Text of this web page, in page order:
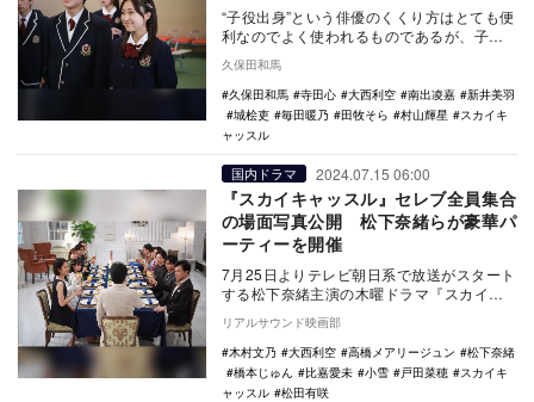
“子役出身”という俳優のくくり方はとても便
利なのでよく使われるものであるが、子役
で存在感を…
久保田和馬
久保田和馬
寺田心 大西利空 南出凌嘉
新井美羽
城桧吏
毎田暖乃 田牧そら 村山輝星
スカイキ
ャッスル
国内ドラマ 2024.07.15 06:00
『スカイキャッスル』セレブ全員集合
の場面写真公開 松下奈緒らが豪華パ
ーティーを開催
7月25日よりテレビ朝日系で放送がスタート
する松下奈緒主演の木曜ドラマ『スカイキ
ャッスル』の場面写真が公開された。 本
作は、…
リアルサウンド映画部
木村文乃
大西利空 高橋メアリージュン
松下奈緒
橋本じゅん
比嘉愛未 小雪 戸田菜穂
スカイキ
ャッスル
松田有咲